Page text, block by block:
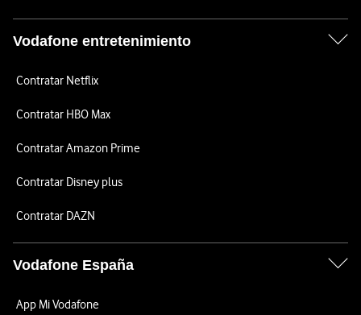
Vodafone entretenimiento
Contratar Netflix
Contratar HBO Max
Contratar Amazon Prime
Contratar Disney plus
Contratar DAZN
Vodafone España
App Mi Vodafone